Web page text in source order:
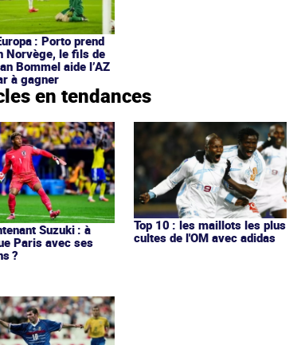
: Porto prend
Norvège, le fils de
Bommel aide l’AZ
à gagner
en tendances
Suzuki : à
Paris avec ses
?
Top 10 : les maillots les plus
cultes de l'OM avec adidas